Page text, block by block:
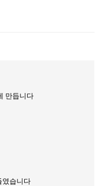
만듭니다
였습니다